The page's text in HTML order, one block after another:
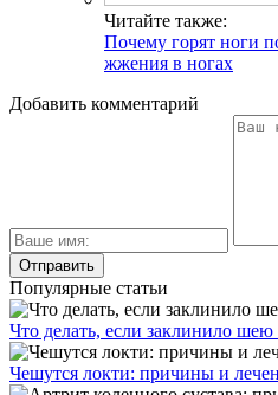
Читайте также:
Почему горят ноги
жжения в ногах
Добавить комментарий
Популярные статьи
Что делать, если заклинило шею
Чешутся локти: причины и